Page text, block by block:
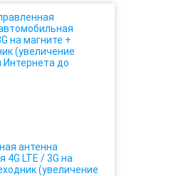
антенна
4G LTE / 3G на
(увеличение